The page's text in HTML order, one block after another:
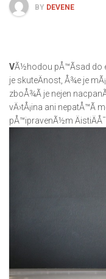
BY DEVENE
VÃ½hodou pÅ™Ã­sad do
je skuteÄnost, Å¾e je
zboÅ¾Ã­ je nejen
vÄ›tÅ¡ina ani nepatÅ™Ã­
pÅ™ipravenÃ½m